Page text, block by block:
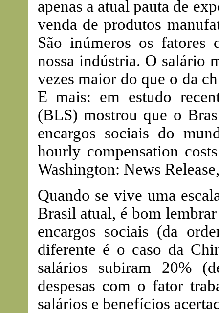
apenas a atual pauta de
venda de produtos
São inúmeros os fatores
nossa indústria. O salário
vezes maior do que o da
E mais: em estudo
(BLS) mostrou que o
encargos sociais do
hourly compensation
Washington: News
Quando se vive uma
Brasil atual, é bom
encargos sociais (da
diferente é o caso da
salários subiram 20%
despesas com o fator
salários e benefícios